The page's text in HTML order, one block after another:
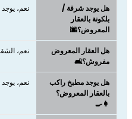
هل يوجد شرفة /
بلكونة بالعقار
المعروض؟🌆
نعم،
هل العقار المعروض
مفروش؟🛋️
نعم،
هل يوجد مطبخ راكب
بالعقار المعروض؟
👩‍🍳
نعم،